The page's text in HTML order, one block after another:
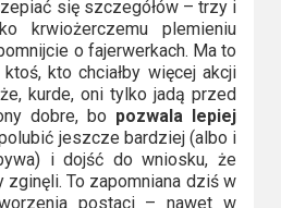
się szczegółów – trzy i
krwiożerczemu plemieniu
o fajerwerkach. Ma to
kto chciałby więcej akcji
kurde, oni tylko jadą przed
dobre, bo pozwala lepiej
jeszcze bardziej (albo i
i dojść do wniosku, że
zginęli. To zapomniana dziś w
postaci – nawet w